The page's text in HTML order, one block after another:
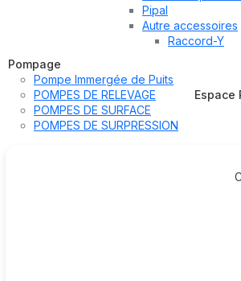
Pipal
Autre accessoires
Raccord-Y
Pompage
Pompe Immergée de Puits
POMPES DE RELEVAGE
POMPES DE SURFACE
POMPES DE SURPRESSION
Espace